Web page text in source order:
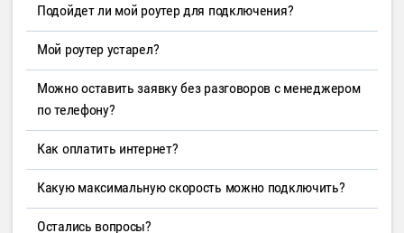
Подойдет ли мой роутер для подключения?
Мой роутер устарел?
Можно оставить заявку без разговоров с менеджером
по телефону?
Как оплатить интернет?
Какую максимальную скорость можно подключить?
Остались вопросы?